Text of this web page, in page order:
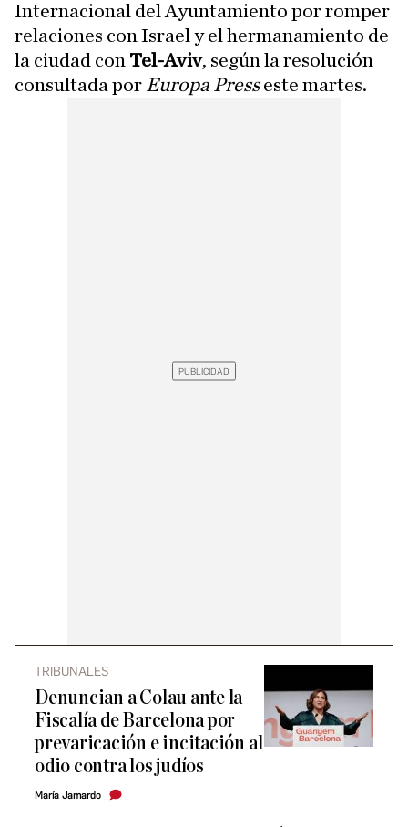
Internacional del Ayuntamiento por romper
relaciones con Israel y el hermanamiento de
la ciudad con Tel-Aviv, según la resolución
consultada por Europa Presseste martes.
TRIBUNALES
Denuncian a Colau ante la
Fiscalía de Barcelona por
prevaricación e incitación al
odio contra los judíos
María Jamardo